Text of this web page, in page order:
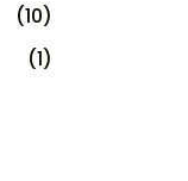
(10)
(1)